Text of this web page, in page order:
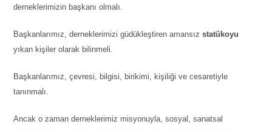
derneklerimizin başkanı olmalı.
Başkanlarımız, derneklerimizi güdükleştiren amansızstatükoyu
yıkan kişiler olarak bilinmeli.
Başkanlarımız, çevresi, bilgisi, birikimi, kişiliği ve cesaretiyle
tanınmalı.
Ancak o zaman derneklerimiz misyonuyla, sosyal, sanatsal